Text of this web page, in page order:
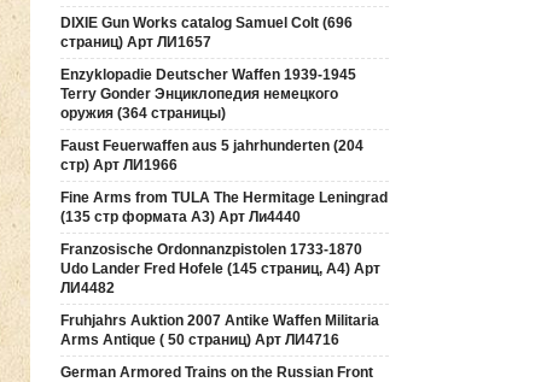
DIXIE Gun Works catalog Samuel Colt (696
страниц) Арт ЛИ1657
Enzyklopadie Deutscher Waffen 1939-1945
Terry Gonder Энциклопедия немецкого
оружия (364 страницы)
Faust Feuerwaffen aus 5 jahrhunderten (204
стр) Арт ЛИ1966
Fine Arms from TULA The Hermitage Leningrad
(135 стр формата А3) Арт Ли4440
Franzosische Ordonnanzpistolen 1733-1870
Udo Lander Fred Hofele (145 страниц, А4) Арт
ЛИ4482
Fruhjahrs Auktion 2007 Antike Waffen Militaria
Arms Antique ( 50 страниц) Арт ЛИ4716
German Armored Trains on the Russian Front